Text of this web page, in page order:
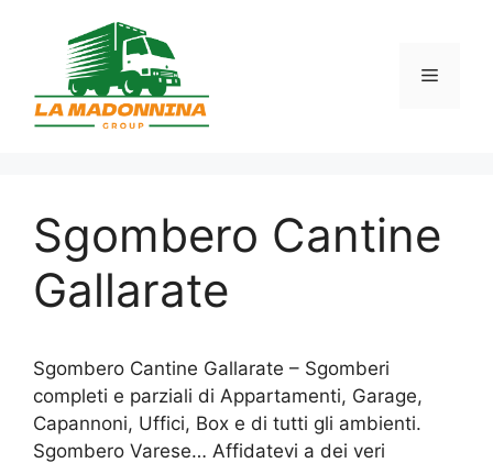
contenuto
Menu
Sgombero Cantine
Gallarate
Sgombero Cantine Gallarate – Sgomberi
completi e parziali di Appartamenti, Garage,
Capannoni, Uffici, Box e di tutti gli ambienti.
Sgombero Varese… Affidatevi a dei veri